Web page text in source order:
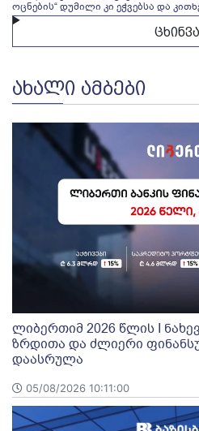
ოცნების“ დუმილი კი ეჭვებსა და
ᲐᲮᲐᲚᲘ ᲐᲛᲑᲔᲑᲘ
ლიბერთიმ 2026 წლის I
ზრდითა და ძლიერი
დაასრულა
05/08/2026 10:11:00